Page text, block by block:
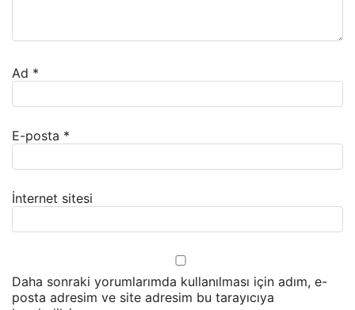
Ad *
E-posta *
İnternet sitesi
Daha sonraki yorumlarımda kullanılması için adım, e-
posta adresim ve site adresim bu tarayıcıya